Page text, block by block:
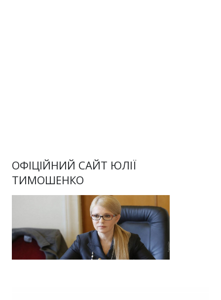
ОФІЦІЙНИЙ САЙТ ЮЛІЇ
ТИМОШЕНКО